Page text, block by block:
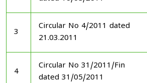
3
Circular No 4/2011 dated
21.03.2011
4
Circular No 31/2011/Fin
dated 31/05/2011